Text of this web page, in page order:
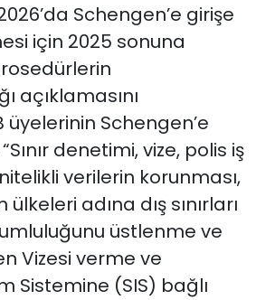
Schengen’e girişe
için 2025 sonuna
açıklamasını
üyelerinin Schengen’e
denetimi, vize, polis iş
verilerin korunması,
adına dış sınırları
üstlenme ve
Vizesi verme ve
Sistemine (SIS) bağlı